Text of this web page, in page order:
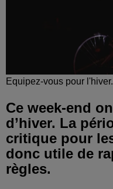
Equipez-vous pour
Ce week-end
d’hiver. La
critique pour
donc utile de
règles.